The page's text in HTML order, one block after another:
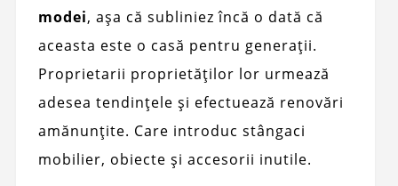
modei, așa că subliniez încă o dată că
aceasta este o casă pentru generații.
Proprietarii proprietăților lor urmează
adesea tendințele și efectuează renovări
amănunțite. Care introduc stângaci
mobilier, obiecte și accesorii inutile.